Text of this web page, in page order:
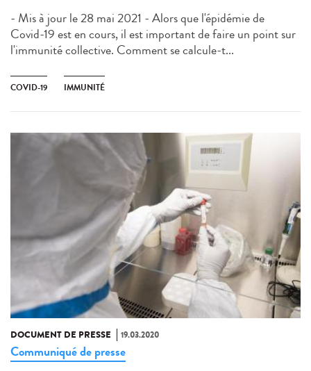
- Mis à jour le 28 mai 2021 - Alors que l'épidémie de
Covid-19 est en cours, il est important de faire un point sur
l'immunité collective. Comment se calcule-t...
COVID-19 IMMUNITÉ
DOCUMENT DE PRESSE 19.03.2020
Communiqué de presse